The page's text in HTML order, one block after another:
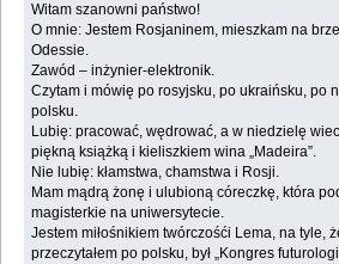
Witam szanowni państwo!
O mnie: Jestem Rosjaninem, mieszkam na
Odessie.
Zawód – inżynier-elektronik.
Czytam i mówię po rosyjsku, po ukraińsku, po
polsku.
Lubię: pracować, wędrować, a w niedzielę
piękną książką i kieliszkiem wina „Madeira”.
Nie lubię: kłamstwa, chamstwa i Rosji.
Mam mądrą żonę i ulubioną córeczkę, która
magisterkie na uniwersytecie.
Jestem miłośnikiem twórczośći Lema, na tyle,
przeczytałem po polsku, był „Kongres